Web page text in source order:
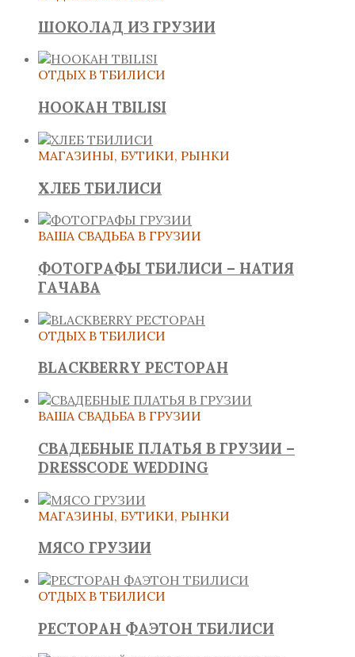
ШОКОЛАД ИЗ ГРУЗИИ
ОТДЫХ В ТБИЛИСИ
HOOKAH TBILISI
МАГАЗИНЫ, БУТИКИ, РЫНКИ
ХЛЕБ ТБИЛИСИ
ВАША СВАДЬБА В ГРУЗИИ
ФОТОГРАФЫ ТБИЛИСИ – НАТИЯ
ГАЧАВА
ОТДЫХ В ТБИЛИСИ
BLACKBERRY РЕСТОРАН
ВАША СВАДЬБА В ГРУЗИИ
СВАДЕБНЫЕ ПЛАТЬЯ В ГРУЗИИ –
DRESSCODE WEDDING
МАГАЗИНЫ, БУТИКИ, РЫНКИ
МЯСО ГРУЗИИ
ОТДЫХ В ТБИЛИСИ
РЕСТОРАН ФАЭТОН ТБИЛИСИ